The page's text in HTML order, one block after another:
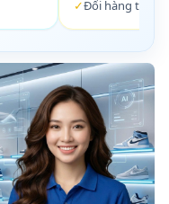
✓Đổi hàng trong